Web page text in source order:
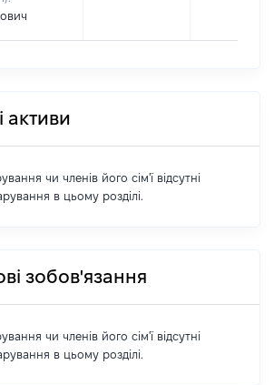
активи
чи членів його сім'ї відсутні
в цьому розділі.
зобов'язання
чи членів його сім'ї відсутні
в цьому розділі.